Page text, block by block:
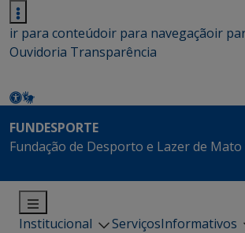
ir para conteúdoir para navegaçãoir
Ouvidoria Transparência
FUNDESPORTE
Fundação de Desporto e Lazer de Mato
Institucional ServiçosInformativos